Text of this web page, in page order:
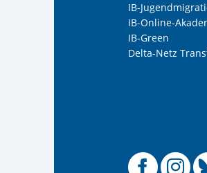
IB-
IB-Online-
IB-Green
Delta-Netz